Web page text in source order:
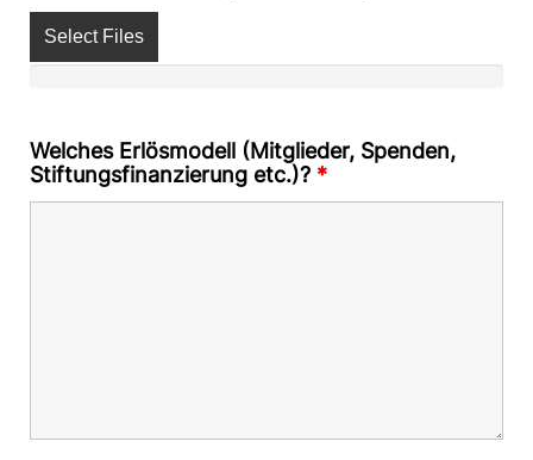
Select Files
Welches Erlösmodell (Mitglieder, Spenden,
Stiftungsfinanzierung etc.)? *